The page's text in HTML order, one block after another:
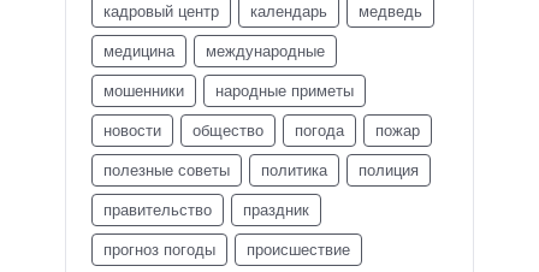
кадровый центр календарь медведь
медицина международные
мошенники народные приметы
новости общество погода пожар
полезные советы политика полиция
правительство праздник
прогноз погоды происшествие